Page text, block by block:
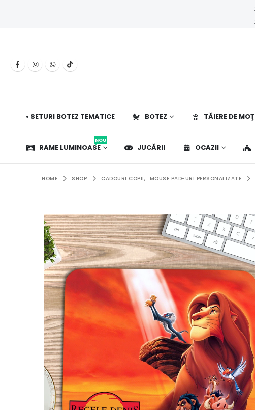
• SETURI BOTEZ TEMATICE BOTEZ TĂIERE DE MOŢ
RAME LUMINOASE
NOU
JUCĂRII OCAZII
HOME SHOP CADOURI COPII, MOUSE PAD-URI PERSONALIZATE